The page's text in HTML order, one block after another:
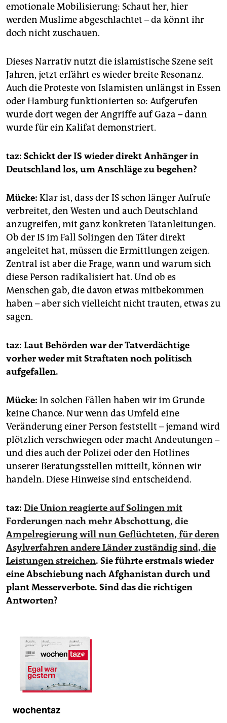
emotionale Mobilisierung: Schaut her, hier
werden Muslime abgeschlachtet – da könnt ihr
doch nicht zuschauen.
Dieses Narrativ nutzt die islamistische Szene seit
Jahren, jetzt erfährt es wieder breite Resonanz.
Auch die Proteste von Islamisten unlängst in Essen
oder Hamburg funktionierten so: Aufgerufen
wurde dort wegen der Angriffe auf Gaza – dann
wurde für ein Kalifat demonstriert.
taz: Schickt der IS wieder direkt Anhänger in
Deutschland los, um Anschläge zu begehen?
Mücke: Klar ist, dass der IS schon länger Aufrufe
verbreitet, den Westen und auch Deutschland
anzugreifen, mit ganz konkreten Tatanleitungen.
Ob der IS im Fall Solingen den Täter direkt
angeleitet hat, müssen die Ermittlungen zeigen.
Zen­tral ist aber die Frage, wann und warum sich
diese Person radikalisiert hat. Und ob es
Menschen gab, die davon etwas mitbekommen
haben – aber sich vielleicht nicht trauten, etwas zu
sagen.
taz: Laut Behörden war der Tatverdächtige
vorher weder mit Straftaten noch politisch
aufgefallen.
Mücke: In solchen Fällen haben wir im Grunde
keine Chance. Nur wenn das Umfeld eine
Veränderung einer Person feststellt – jemand wird
plötzlich verschwiegen oder macht Andeutungen –
und dies auch der Polizei oder den Hotlines
unserer Beratungsstellen mitteilt, können wir
handeln. Diese Hinweise sind entscheidend.
taz: Die Union reagierte auf Solingen mit
Forderungen nach mehr Abschottung, die
Ampelregierung will nun Geflüchteten, für deren
Asylverfahren andere Länder zuständig sind, die
Leistungen streichen. Sie führte erstmals wieder
eine Abschiebung nach Afghanistan durch und
plant Messerverbote. Sind das die richtigen
Antworten?
wochentaz